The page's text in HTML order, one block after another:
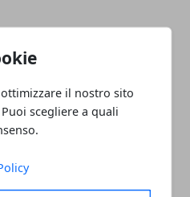
il nostro sito
scegliere a quali
Torino premia la
cooperazione sociale al
Salone del Libro